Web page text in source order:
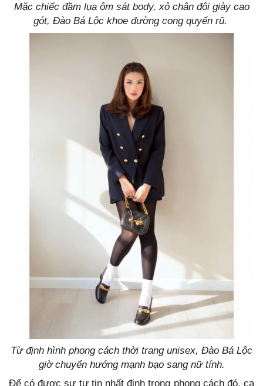
Mặc chiếc đầm lụa ôm sát body, xỏ chân đôi giày cao
gót, Đào Bá Lộc khoe đường cong quyến rũ.
Từ định hình phong cách thời trang unisex, Đào Bá Lộc
giờ chuyển hướng mạnh bạo sang nữ tính.
Để có được sự tự tin nhất định trong phong cách đó, ca